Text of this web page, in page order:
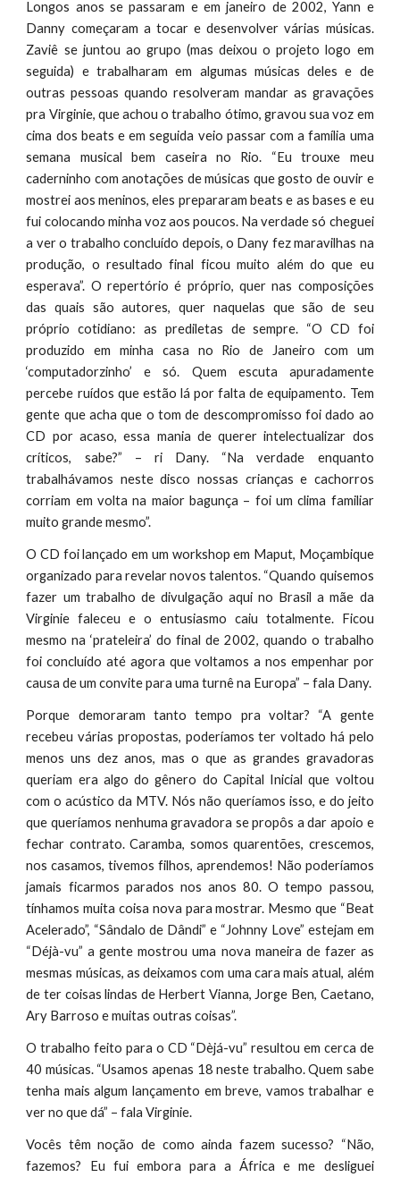
Longos anos se passaram e em janeiro de 2002, Yann e
Danny começaram a tocar e desenvolver várias músicas.
Zaviê se juntou ao grupo (mas deixou o projeto logo em
seguida) e trabalharam em algumas músicas deles e de
outras pessoas quando resolveram mandar as gravações
pra Virginie, que achou o trabalho ótimo, gravou sua voz em
cima dos beats e em seguida veio passar com a família uma
semana musical bem caseira no Rio. “Eu trouxe meu
caderninho com anotações de músicas que gosto de ouvir e
mostrei aos meninos, eles prepararam beats e as bases e eu
fui colocando minha voz aos poucos. Na verdade só cheguei
a ver o trabalho concluído depois, o Dany fez maravilhas na
produção, o resultado final ficou muito além do que eu
esperava”. O repertório é próprio, quer nas composições
das quais são autores, quer naquelas que são de seu
próprio cotidiano: as prediletas de sempre. “O CD foi
produzido em minha casa no Rio de Janeiro com um
‘computadorzinho’ e só. Quem escuta apuradamente
percebe ruídos que estão lá por falta de equipamento. Tem
gente que acha que o tom de descompromisso foi dado ao
CD por acaso, essa mania de querer intelectualizar dos
críticos, sabe?” – ri Dany. “Na verdade enquanto
trabalhávamos neste disco nossas crianças e cachorros
corriam em volta na maior bagunça – foi um clima familiar
muito grande mesmo”.
O CD foi lançado em um workshop em Maput, Moçambique
organizado para revelar novos talentos. “Quando quisemos
fazer um trabalho de divulgação aqui no Brasil a mãe da
Virginie faleceu e o entusiasmo caiu totalmente. Ficou
mesmo na ‘prateleira’ do final de 2002, quando o trabalho
foi concluído até agora que voltamos a nos empenhar por
causa de um convite para uma turnê na Europa” – fala Dany.
Porque demoraram tanto tempo pra voltar? “A gente
recebeu várias propostas, poderíamos ter voltado há pelo
menos uns dez anos, mas o que as grandes gravadoras
queriam era algo do gênero do Capital Inicial que voltou
com o acústico da MTV. Nós não queríamos isso, e do jeito
que queríamos nenhuma gravadora se propôs a dar apoio e
fechar contrato. Caramba, somos quarentões, crescemos,
nos casamos, tivemos filhos, aprendemos! Não poderíamos
jamais ficarmos parados nos anos 80. O tempo passou,
tínhamos muita coisa nova para mostrar. Mesmo que “Beat
Acelerado”, “Sândalo de Dândi” e “Johnny Love” estejam em
“Déjà-vu” a gente mostrou uma nova maneira de fazer as
mesmas músicas, as deixamos com uma cara mais atual, além
de ter coisas lindas de Herbert Vianna, Jorge Ben, Caetano,
Ary Barroso e muitas outras coisas”.
O trabalho feito para o CD “Dèjá-vu” resultou em cerca de
40 músicas. “Usamos apenas 18 neste trabalho. Quem sabe
tenha mais algum lançamento em breve, vamos trabalhar e
ver no que dá” – fala Virginie.
Vocês têm noção de como ainda fazem sucesso? “Não,
fazemos? Eu fui embora para a África e me desliguei